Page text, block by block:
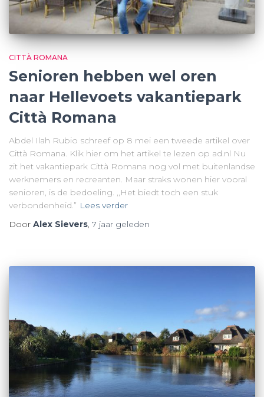
CITTÀ ROMANA
Senioren hebben wel oren
naar Hellevoets vakantiepark
Città Romana
Abdel Ilah Rubio schreef op 8 mei een tweede artikel over
Città Romana. Klik hier om het artikel te lezen op ad.nl Nu
zit het vakantiepark Città Romana nog vol met buitenlandse
werknemers en recreanten. Maar straks wonen hier vooral
senioren, is de bedoeling. ,,Het biedt toch een stuk
verbondenheid.” Lees verder
Door Alex Sievers, 7 jaar geleden